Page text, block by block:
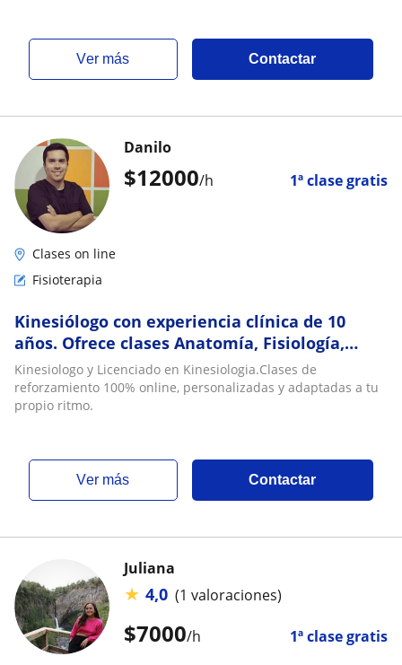
ver más Contactar
$12000/h 1ª clase gratis
Danilo
Clases on line
Fisioterapia
Kinesiólogo con experiencia clínica de 10
años. Ofrece clases Anatomía, Fisiología,
Biomecánica para estudiantes de área de
salud
Kinesiologo y Licenciado en Kinesiologia.Clases de
reforzamiento 100% online, personalizadas y adaptadas a tu
propio ritmo.
ver más Contactar
$7000/h 1ª clase gratis
Juliana
★ 4,0 (1 valoraciones)